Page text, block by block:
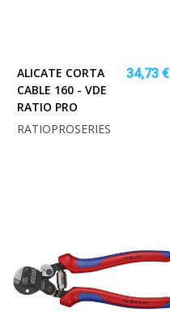
ALICATE CORTA
CABLE 160 - VDE
RATIO PRO
34,73 €
RATIOPROSERIES